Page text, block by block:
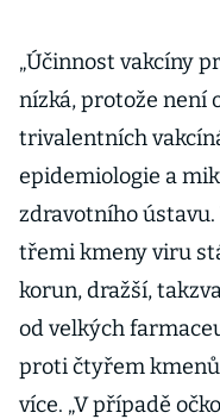
„Účinnost vakcíny
nízká, protože není
trivalentních
epidemiologie a
zdravotního
třemi kmeny viru
korun, dražší,
od velkých
proti čtyřem
více. „V případě